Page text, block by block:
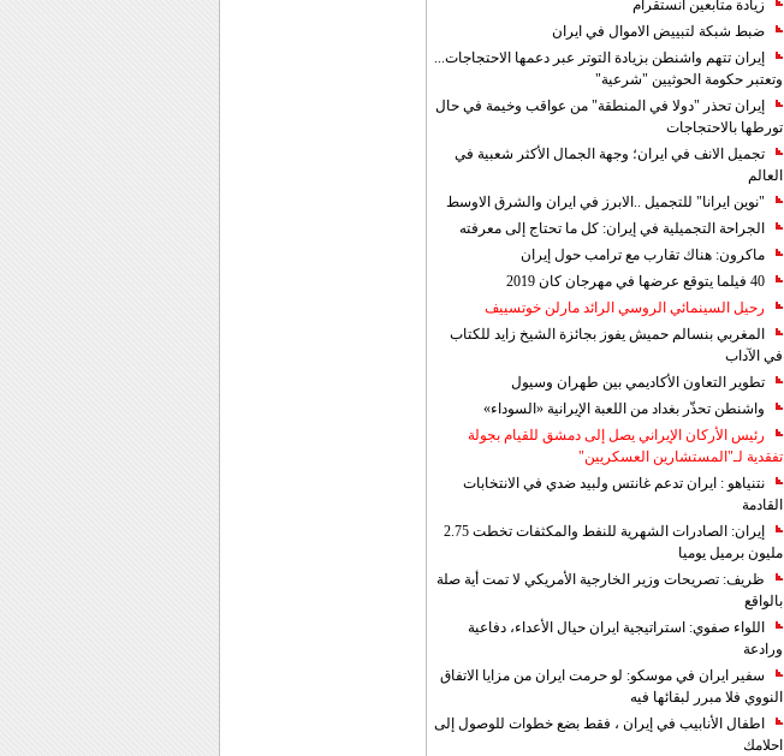
زيادة متابعين انستقرام
ضبط شبكة لتبييض الاموال في ايران
إيران تتهم واشنطن بزيادة التوتر عبر دعمها الاحتجاجات...
وتعتبر حكومة الحوثيين "شرعية"
إيران تحذر "دولا في المنطقة" من عواقب وخيمة في حال
تورطها بالاحتجاجات
تجميل الانف في ايران؛ وجهة الجمال الأكثر شعبية في
العالم
"نوين ايرانا" للتجميل ..الابرز في ايران والشرق الاوسط
الجراحة التجميلية في إيران: كل ما تحتاج إلى معرفته
ماكرون: هناك تقارب مع ترامب حول إيران
40 فيلما يتوقع عرضها في مهرجان كان 2019
رحيل السينمائي الروسي الرائد مارلن خوتسييف
المغربي بنسالم حميش يفوز بجائزة الشيخ زايد للكتاب
في الآداب
تطوير التعاون الأكاديمي بين طهران وسيول
واشنطن تحذّر بغداد من اللعبة الإيرانية «السوداء»
رئيس الأركان الإيراني يصل إلى دمشق للقيام بجولة
تفقدية لـ"المستشارين العسكريين"
نتنياهو : ايران تدعم غانتس ولبيد ضدي في الانتخابات
القادمة
إيران: الصادرات الشهریة للنفط والمكثفات تخطت 2.75
مليون برميل يوميا
ظريف: تصريحات وزير الخارجية الأمريكي لا تمت أية صلة
بالواقع
اللواء صفوي: استراتيجية ايران حيال الأعداء، دفاعية
ورادعة
سفير ايران في موسكو: لو حرمت ايران من مزايا الاتفاق
النووي فلا مبرر لبقائها فيه
اطفال الأنابيب في إيران ، فقط بضع خطوات للوصول إلى
احلامك